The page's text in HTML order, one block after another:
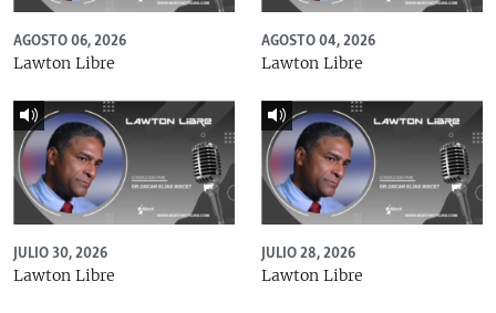
AGOSTO 06, 2026
Lawton Libre
AGOSTO 04, 2026
Lawton Libre
JULIO 30, 2026
Lawton Libre
JULIO 28, 2026
Lawton Libre